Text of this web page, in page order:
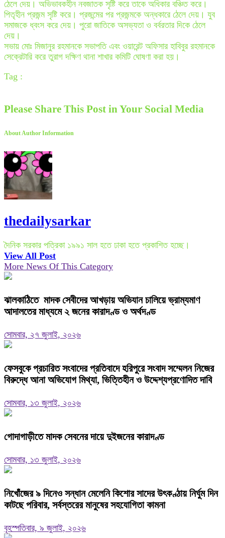
ঠেলে দেয়। অভিভাবকহীন নবজাতক সৃষ্টি করে তাকে অধিকার বঞ্চিত করে।
পিতৃহীন প্রজন্ম সৃষ্টি করে। প্রজন্মের পর প্রজন্মকে অন্ধকারে ঠেলে দেয়। যুব
সমাজকে ধ্বংস করে দেয়। পুরো জাতিকে অসভ্যতা ও বর্বরতার দিকে ঠেলে
দেয়।
সভায় মোঃ মিজানুর রহমানকে সভাপতি এবং ওয়ারেন্ট অফিসার হাবিবুর রহমানকে
সেক্রেটারি করে তুরাগ দক্ষিণ থানা শাখার কমিটি ঘোষণা করা হয়।
Tag :
Please Share This Post in Your Social Media
About Author Information
thedailysarkar
দৈনিক সরকার পত্রিকা ১৯৯১ সাল হতে ঢাকা হতে প্রকাশিত হচ্ছে।
View All Post
More News Of This Category
ঝালকাঠিতে মাদক সেবীদের আখড়ায় অভিযান চালিয়ে ভ্রাম্যমাণ
আদালতের মাধ্যমে ২ জনের কারাদণ্ড ও অর্থদণ্ড
সোমবার, ২৭ জুলাই, ২০২৬
ফেসবুকে প্রচারিত সংবাদের প্রতিবাদে হরিপুরে সংবাদ সম্মেলন নিজের
বিরুদ্ধে আনা অভিযোগ মিথ্যা, ভিত্তিহীন ও উদ্দেশ্যপ্রণোদিত দাবি
সোমবার, ১৩ জুলাই, ২০২৬
গোদাগাড়ীতে মাদক সেবনের দায়ে দুইজনের কারাদণ্ড
সোমবার, ১৩ জুলাই, ২০২৬
নিখোঁজের ৯ দিনেও সন্ধান মেলেনি কিশোর সাদের উৎকণ্ঠায় নির্ঘুম দিন
কাটছে পরিবার, সর্বস্তরের মানুষের সহযোগিতা কামনা
বৃহস্পতিবার, ৯ জুলাই, ২০২৬